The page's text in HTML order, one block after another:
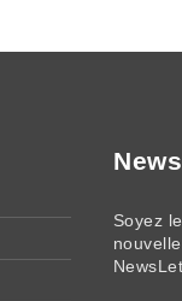
Soyez